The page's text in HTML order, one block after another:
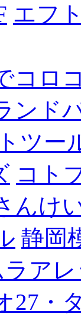
エフ
コロ
ンド
ツー
コト
んけ
静岡
ラア
27・